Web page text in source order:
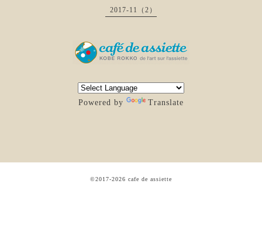
2017-11（2）
Powered by Translate
©2017-2026 cafe de assiette